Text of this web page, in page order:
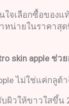
จเลือกซื้อของแ
หน่ายในราคาสุ
skin apple ช่วย
ไม่ใช่แค่กลู
ผิวให้ขาวใสขึ้น